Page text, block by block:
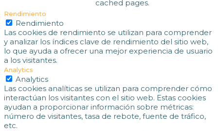
cached pages.
Rendimiento
Rendimiento
Las cookies de rendimiento se utilizan para comprender
y analizar los índices clave de rendimiento del sitio web,
lo que ayuda a ofrecer una mejor experiencia de usuario
a los visitantes.
Analytics
Analytics
Las cookies analíticas se utilizan para comprender cómo
interactúan los visitantes con el sitio web. Estas cookies
ayudan a proporcionar información sobre métricas:
número de visitantes, tasa de rebote, fuente de tráfico,
etc.